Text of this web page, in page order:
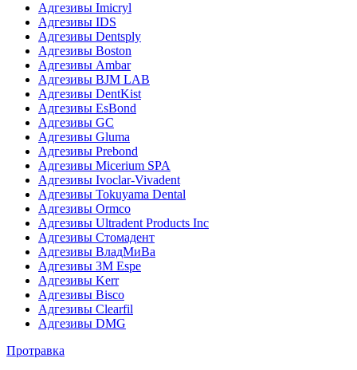
Адгезивы Imicryl
Адгезивы IDS
Адгезивы Dentsply
Адгезивы Boston
Адгезивы Ambar
Адгезивы BJM LAB
Адгезивы DentKist
Адгезивы EsBond
Адгезивы GC
Адгезивы Gluma
Адгезивы Prebond
Адгезивы Micerium SPA
Адгезивы Ivoclar-Vivadent
Адгезивы Tokuyama Dental
Адгезивы Ormco
Адгезивы Ultradent Products Inc
Адгезивы Стомадент
Адгезивы ВладМиВа
Адгезивы 3M Espe
Адгезивы Kerr
Адгезивы Bisco
Адгезивы Clearfil
Адгезивы DMG
Протравка